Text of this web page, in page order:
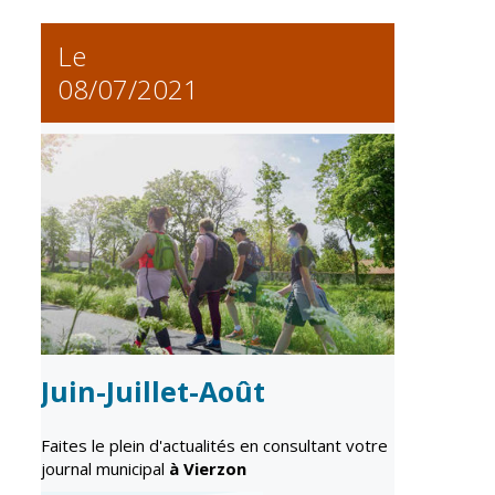
Pharmacies de
garde
Vierzon
Sports
Piscine Charles
Moreira
Équipements
sportifs
Associations
Annuaire des
associations
associations
Le
08/07/2021
Juin-Juillet-Août
Faites le plein d'actualités en consultant votre
journal municipal à Vierzon